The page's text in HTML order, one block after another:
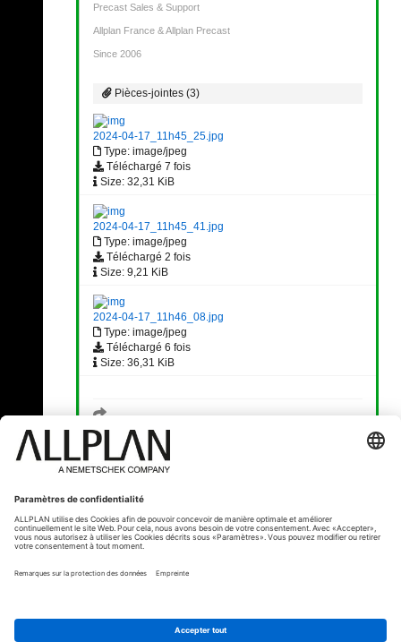
Precast Sales & Support
Allplan France & Allplan Precast
Since 2006
Pièces-jointes (3)
2024-04-17_11h45_25.jpg
Type: image/jpeg
Téléchargé 7 fois
Size: 32,31 KiB
2024-04-17_11h45_41.jpg
Type: image/jpeg
Téléchargé 2 fois
Size: 9,21 KiB
2024-04-17_11h46_08.jpg
Type: image/jpeg
Téléchargé 6 fois
Size: 36,31 KiB